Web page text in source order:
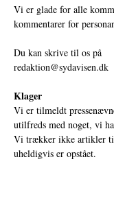
Vi er glade for alle
kommentarer for
Du kan skrive til os på
redaktion@sydavisen.dk
Klager
Vi er tilmeldt
utilfreds med noget, vi
Vi trækker ikke artikler
uheldigvis er opstået.